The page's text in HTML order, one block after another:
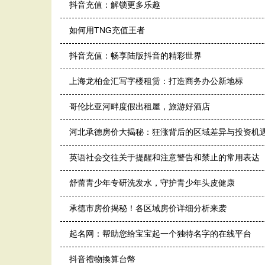
抖音充值：解锁更多乐趣
如何用TNG充值王者
抖音充值：畅享陆版抖音的精彩世界
上海龙柏金汇写字楼租赁：打造商务办公新地标
哥伦比亚河畔度假出租屋，旅游好酒店
河北承德房价大揭秘：狂涨背后的区域差异与投资机
英语社会交往关于提醒和注意警告和禁止的常用表达
舒蕾青少年专研洗发水，守护青少年头皮健康
承德市房价揭秘！各区域房价详细分析来袭
起名网：帮助您给宝宝起一个独特名字的在线平台
抖音禮物換算台幣